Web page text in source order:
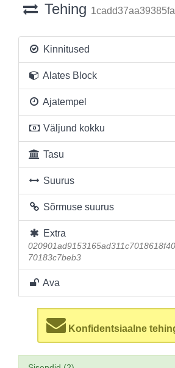
Tehing
Kinnitused
Alates Block
Ajatempel
Väljund kokku
Tasu
Suurus
Sõrmuse suurus
Extra
70183c7beb3
Ava
Konfidentsiaalne